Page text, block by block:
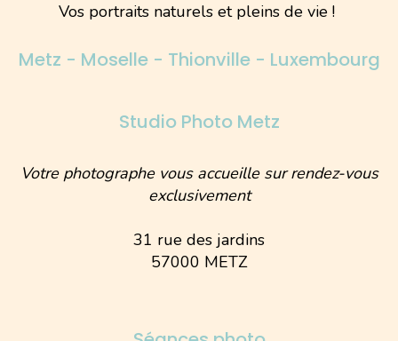
Vos portraits naturels et pleins de vie !
Metz - Moselle - Thionville - Luxembourg
Studio Photo Metz
Votre photographe vous accueille sur rendez-vous
exclusivement
31 rue des jardins
57000 METZ